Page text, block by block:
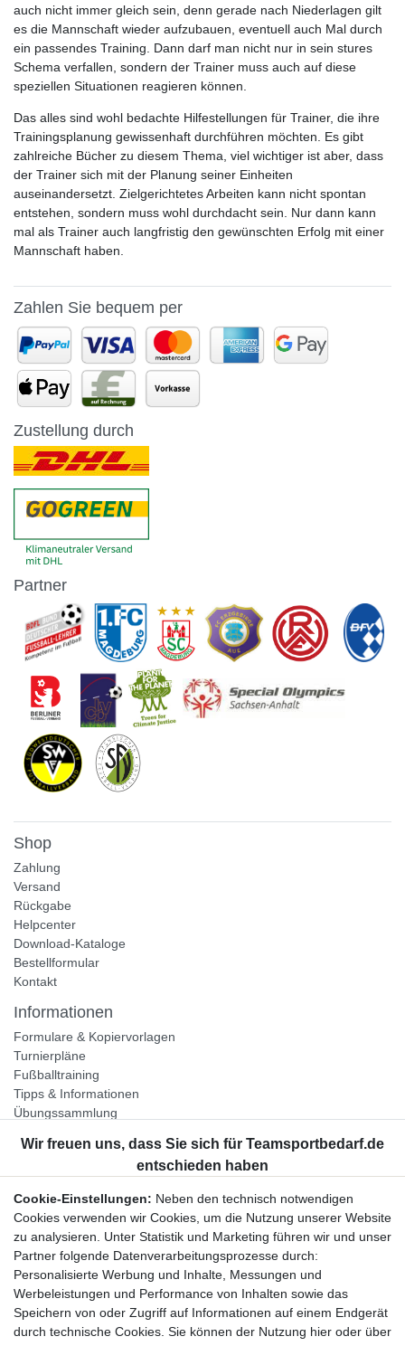
auch nicht immer gleich sein, denn gerade nach Niederlagen gilt
es die Mannschaft wieder aufzubauen, eventuell auch Mal durch
ein passendes Training. Dann darf man nicht nur in sein stures
Schema verfallen, sondern der Trainer muss auch auf diese
speziellen Situationen reagieren können.
Das alles sind wohl bedachte Hilfestellungen für Trainer, die ihre
Trainingsplanung gewissenhaft durchführen möchten. Es gibt
zahlreiche Bücher zu diesem Thema, viel wichtiger ist aber, dass
der Trainer sich mit der Planung seiner Einheiten
auseinandersetzt. Zielgerichtetes Arbeiten kann nicht spontan
entstehen, sondern muss wohl durchdacht sein. Nur dann kann
mal als Trainer auch langfristig den gewünschten Erfolg mit einer
Mannschaft haben.
Zahlen Sie bequem per
Zustellung durch
Partner
Shop
Zahlung
Versand
Rückgabe
Helpcenter
Download-Kataloge
Bestellformular
Kontakt
Informationen
Formulare & Kopiervorlagen
Turnierpläne
Fußballtraining
Tipps & Informationen
Übungssammlung
Unternehmen
Widerrufsrecht
Bestellung widerrufen
Datenschutzerklärung
AGB
Impressum
Newsletter
Cookie-Einstellungen: Neben den technisch notwendigen
Cookies verwenden wir Cookies, um die Nutzung unserer Website
zu analysieren. Unter Statistik und Marketing führen wir und unser
Partner folgende Datenverarbeitungsprozesse durch:
Personalisierte Werbung und Inhalte, Messungen und
Werbeleistungen und Performance von Inhalten sowie das
Speichern von oder Zugriff auf Informationen auf einem Endgerät
durch technische Cookies. Sie können der Nutzung hier oder über